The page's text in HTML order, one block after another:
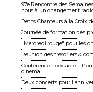
97e Rencontre des
nous à un changement ra
Petits Chanteurs à la Croix
Journée de formation des
"Mercredi rouge" pour les
Réunion des trésoriers &
Conférence-spectacle :
cinéma"
Deux concerts pour